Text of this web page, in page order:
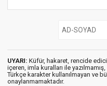
UYARI: Küfür, hakaret, rencide
içeren, imla kuralları ile yazılmamış,
Türkçe karakter kullanılmayan ve
onaylanmamaktadır.